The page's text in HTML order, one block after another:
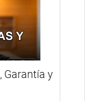
Garantía y